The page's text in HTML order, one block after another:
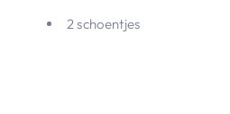
2 schoentjes